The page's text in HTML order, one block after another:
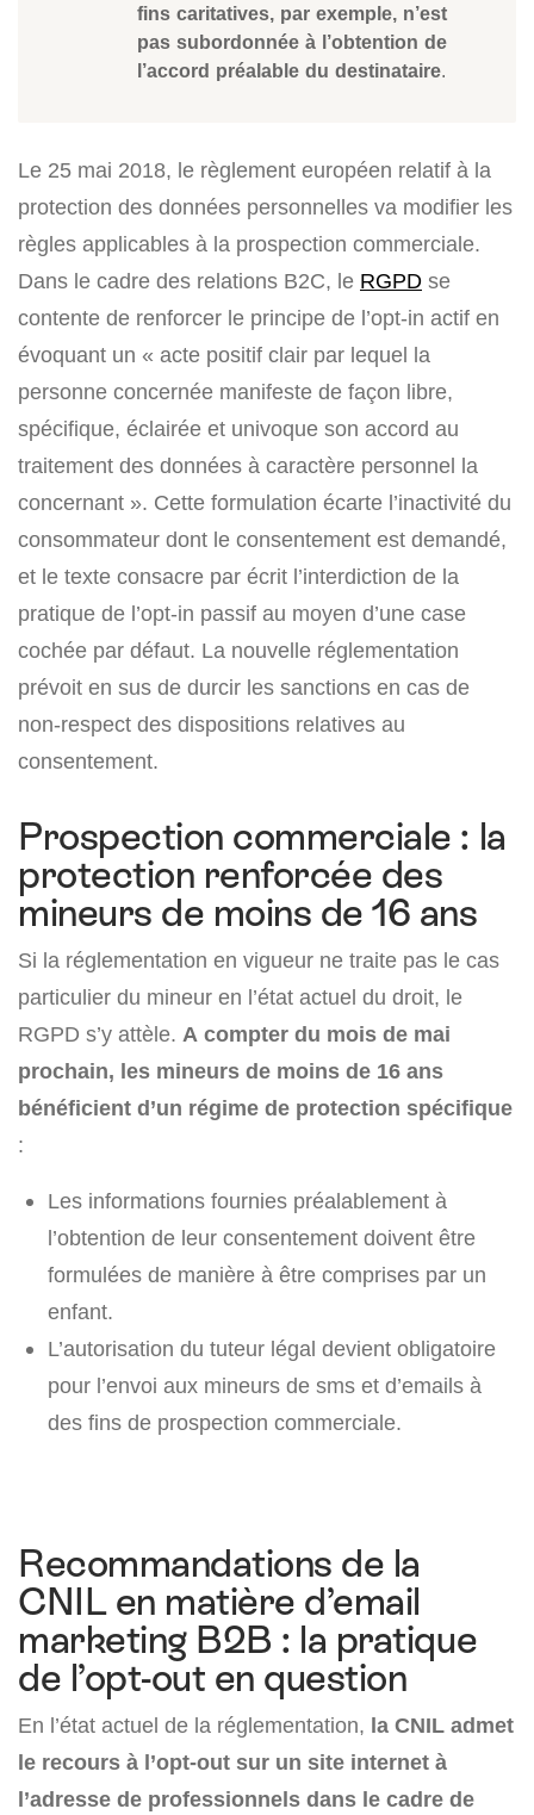
fins caritatives, par exemple, n’est
pas subordonnée à l’obtention de
l’accord préalable du destinataire.
Le 25 mai 2018, le règlement européen relatif à la
protection des données personnelles va modifier les
règles applicables à la prospection commerciale.
Dans le cadre des relations B2C, le RGPD se
contente de renforcer le principe de l’opt-in actif en
évoquant un « acte positif clair par lequel la
personne concernée manifeste de façon libre,
spécifique, éclairée et univoque son accord au
traitement des données à caractère personnel la
concernant ». Cette formulation écarte l’inactivité du
consommateur dont le consentement est demandé,
et le texte consacre par écrit l’interdiction de la
pratique de l’opt-in passif au moyen d’une case
cochée par défaut. La nouvelle réglementation
prévoit en sus de durcir les sanctions en cas de
non-respect des dispositions relatives au
consentement.
Prospection commerciale : la
protection renforcée des
mineurs de moins de 16 ans
Si la réglementation en vigueur ne traite pas le cas
particulier du mineur en l’état actuel du droit, le
RGPD s’y attèle. A compter du mois de mai
prochain, les mineurs de moins de 16 ans
bénéficient d’un régime de protection spécifique
:
Les informations fournies préalablement à
l’obtention de leur consentement doivent être
formulées de manière à être comprises par un
enfant.
L’autorisation du tuteur légal devient obligatoire
pour l’envoi aux mineurs de sms et d’emails à
des fins de prospection commerciale.
Recommandations de la
CNIL en matière d’email
marketing B2B : la pratique
de l’opt-out en question
En l’état actuel de la réglementation, la CNIL admet
le recours à l’opt-out sur un site internet à
l’adresse de professionnels dans le cadre de